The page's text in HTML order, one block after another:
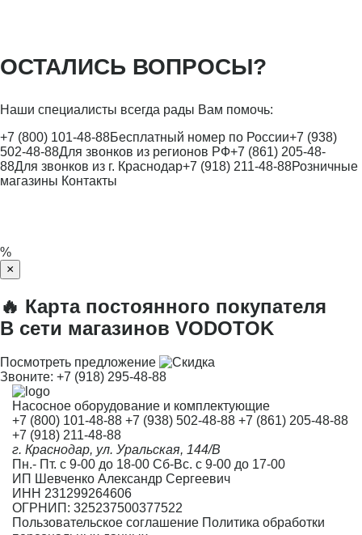
ОСТАЛИСЬ ВОПРОСЫ?
Наши специалисты всегда рады Вам помочь:
+7 (800) 101-48-88Бесплатный номер по России+7 (938)
502-48-88Для звонков из регионов РФ+7 (861) 205-48-
88Для звонков из г. Краснодар+7 (918) 211-48-88Розничные
магазины Контакты
%
×
🔥 Карта постоянного покупателя
В сети магазинов VODOTOK
Посмотреть предложение
Звоните: +7 (918) 295-48-88
Насосное оборудование и комплектующие
+7 (800) 101-48-88 +7 (938) 502-48-88 +7 (861) 205-48-88
+7 (918) 211-48-88
г. Краснодар, ул. Уральская, 144/В
Пн.- Пт. с 9-00 до 18-00 Сб-Вс. с 9-00 до 17-00
ИП Шевченко Александр Сергеевич
ИНН 231299264606
ОГРНИП: 325237500377522
Пользовательское соглашение Политика обработки